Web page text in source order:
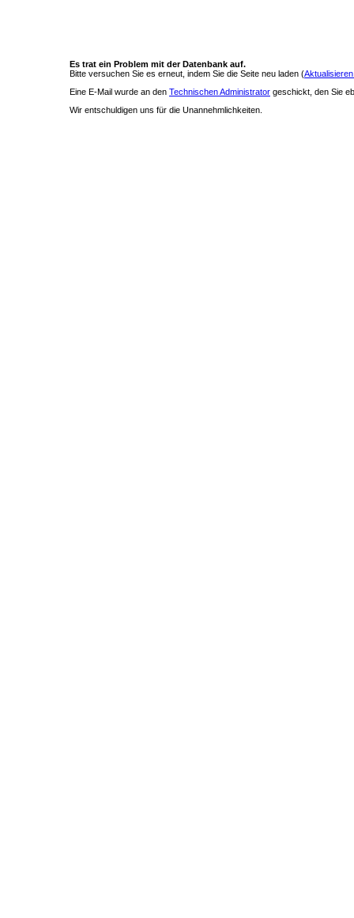
Es trat ein Problem mit der Datenbank auf.
Bitte versuchen Sie es erneut, indem Sie die Seite neu laden (
Eine E-Mail wurde an den Technischen Administrator geschickt, den Sie
Wir entschuldigen uns für die Unannehmlichkeiten.